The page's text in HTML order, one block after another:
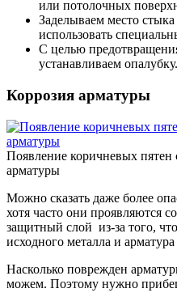
или потолочных
Заделываем место
использовать
С целью
устанавливаем опалубку.
Коррозия арматуры
Появление коричневых пятен
арматуры
Можно сказать даже более
хотя часто они проявляются
защитный слой из-за того,
исходного металла и
Насколько поврежден
можем. Поэтому нужно